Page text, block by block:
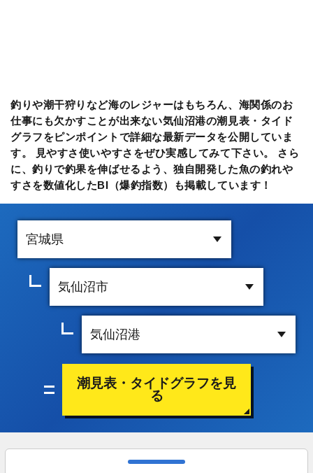
釣りや潮干狩りなど海のレジャーはもちろん、海関係のお
仕事にも欠かすことが出来ない気仙沼港の潮見表・タイド
グラフをピンポイントで詳細な最新データを公開していま
す。 見やすさ使いやすさをぜひ実感してみて下さい。 さら
に、釣りで釣果を伸ばせるよう、独自開発した魚の釣れや
すさを数値化したBI（爆釣指数）も掲載しています！
潮見表・タイドグラフを見
る